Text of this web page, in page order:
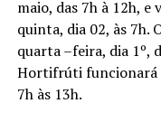
maio, das 7h à 12h,
quinta, dia 02, às 7h.
quarta –feira, dia 1º,
Hortifrúti funcionará
7h às 13h.